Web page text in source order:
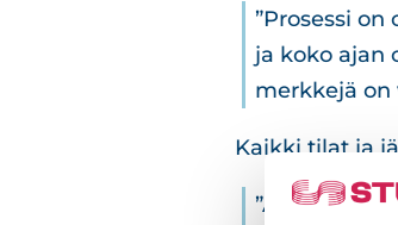
”Prosessi
ja koko ajan
merkkejä on
Kaikki tilat ja